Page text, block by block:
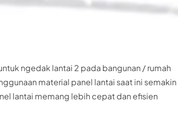
ngedak lantai 2 pada bangunan / rumah
material panel lantai saat ini semakin
lantai memang lebih cepat dan efisien